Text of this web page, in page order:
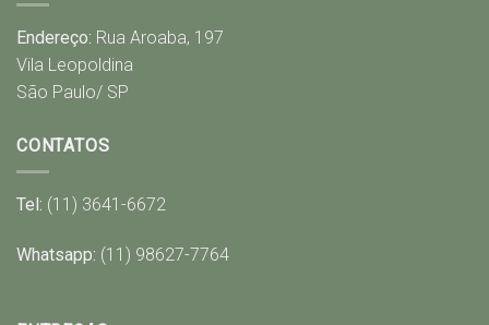
Endereço: Rua Aroaba, 197
Vila Leopoldina
São Paulo/ SP
CONTATOS
Tel: (11) 3641-6672
Whatsapp: (11) 98627-7764